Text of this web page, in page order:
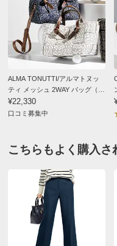
■商品により、柄の出
サイズ表記に
ALMA TONUTTI/アルマトヌッ
ティ メッシュ 2WAY バッグ（イ
タリア製）
¥22,330
口コミ募集中
こちらもよく購入さ